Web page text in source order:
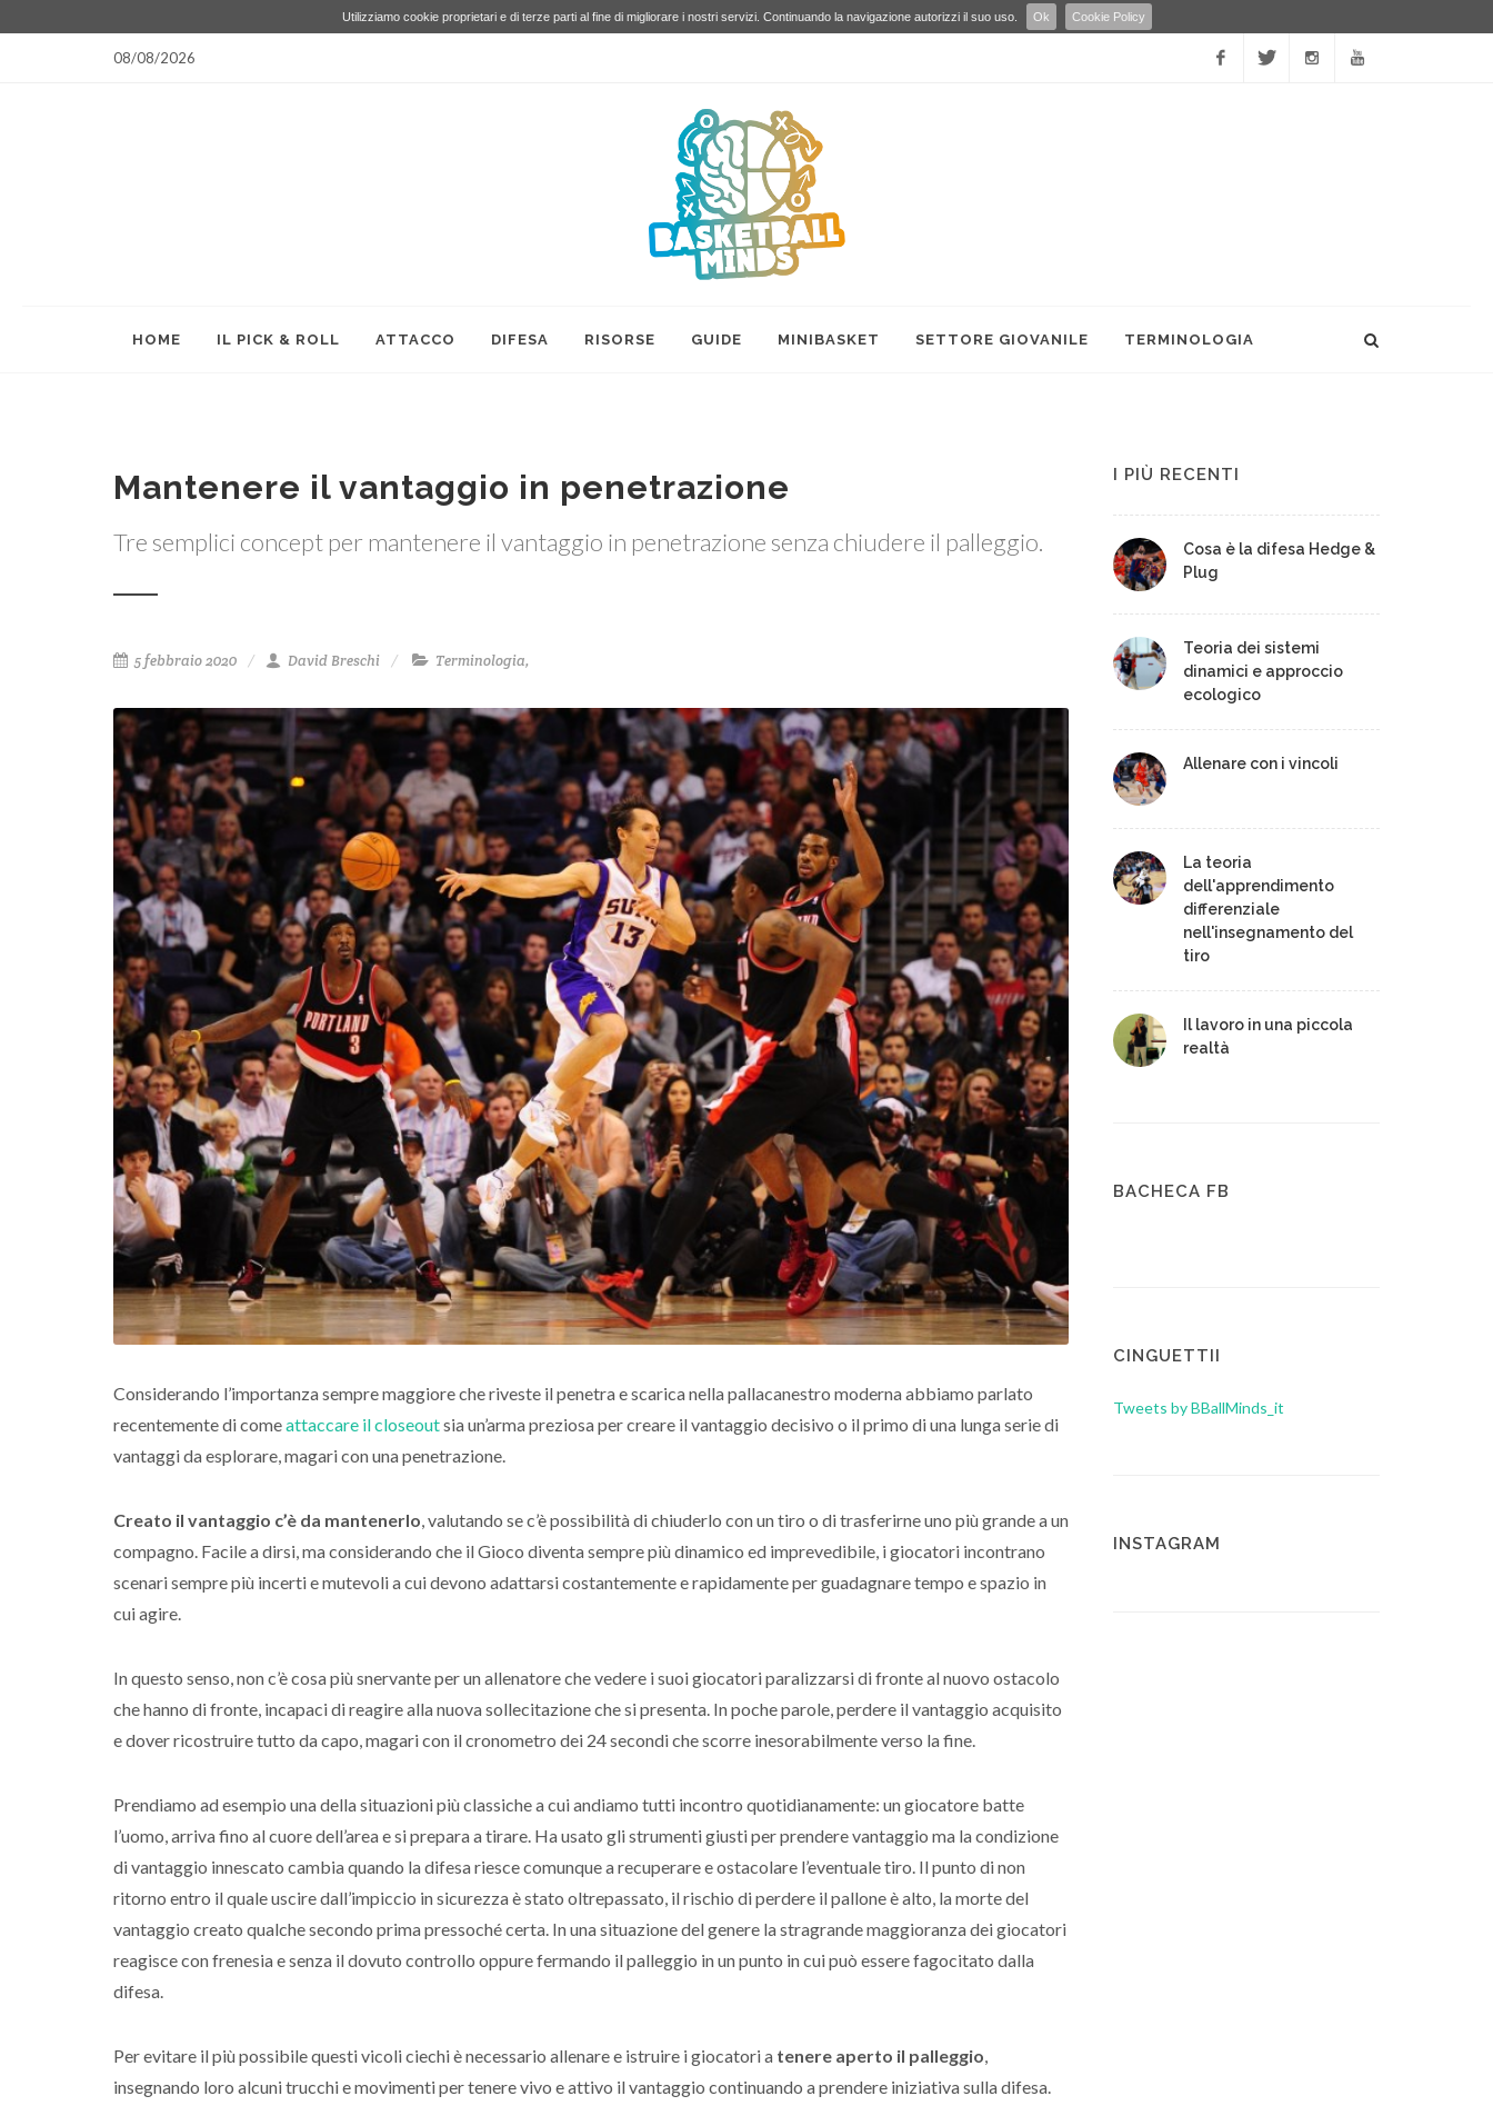
Utilizziamo cookie proprietari e di terze parti al fine di migliorare i nostri servizi. Continuando la navigazione autorizzi il suo uso. Ok Cookie Policy
08/08/2026
HOME IL PICK & ROLL ATTACCO DIFESA RISORSE GUIDE MINIBASKET SETTORE GIOVANILE TERMINOLOGIA
Mantenere il vantaggio in penetrazione
Tre semplici concept per mantenere il vantaggio in penetrazione senza chiudere il palleggio.
5 febbraio 2020 David Breschi Terminologia,
Considerando l’importanza sempre maggiore che riveste il penetra e scarica nella pallacanestro moderna abbiamo parlato
recentemente di comeattaccare il closeoutsia un’arma preziosa per creare il vantaggio decisivo o il primo di una lunga serie di
vantaggi da esplorare, magari con una penetrazione.
Creato il vantaggio c’è da mantenerlo, valutando se c’è possibilità di chiuderlo con un tiro o di trasferirne uno più grande a un
compagno. Facile a dirsi, ma considerando che il Gioco diventa sempre più dinamico ed imprevedibile, i giocatori incontrano
scenari sempre più incerti e mutevoli a cui devono adattarsi costantemente e rapidamente per guadagnare tempo e spazio in
cui agire.
In questo senso, non c’è cosa più snervante per un allenatore che vedere i suoi giocatori paralizzarsi di fronte al nuovo ostacolo
che hanno di fronte, incapaci di reagire alla nuova sollecitazione che si presenta. In poche parole, perdere il vantaggio acquisito
e dover ricostruire tutto da capo, magari con il cronometro dei 24 secondi che scorre inesorabilmente verso la fine.
Prendiamo ad esempio una della situazioni più classiche a cui andiamo tutti incontro quotidianamente: un giocatore batte
l’uomo, arriva fino al cuore dell’area e si prepara a tirare. Ha usato gli strumenti giusti per prendere vantaggio ma la condizione
di vantaggio innescato cambia quando la difesa riesce comunque a recuperare e ostacolare l’eventuale tiro. Il punto di non
ritorno entro il quale uscire dall’impiccio in sicurezza è stato oltrepassato, il rischio di perdere il pallone è alto, la morte del
vantaggio creato qualche secondo prima pressoché certa. In una situazione del genere la stragrande maggioranza dei giocatori
reagisce con frenesia e senza il dovuto controllo oppure fermando il palleggio in un punto in cui può essere fagocitato dalla
difesa.
Per evitare il più possibile questi vicoli ciechi è necessario allenare e istruire i giocatori a tenere aperto il palleggio,
insegnando loro alcuni trucchi e movimenti per tenere vivo e attivo il vantaggio continuando a prendere iniziativa sulla difesa.
I PIÙ RECENTI
Cosa è la difesa Hedge &
Plug
Teoria dei sistemi
dinamici e approccio
ecologico
Allenare con i vincoli
La teoria
dell'apprendimento
differenziale
nell'insegnamento del
tiro
Il lavoro in una piccola
realtà
BACHECA FB
CINGUETTII
Tweets by BBallMinds_it
INSTAGRAM